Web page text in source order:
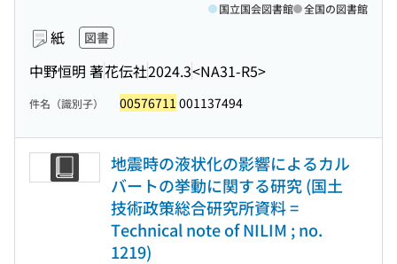
紙 図書
中野恒明 著花伝社2024.3<NA31-R5>
国立国会図書館 全国の図書館
件名（識別子） 00576711 001137494
地震時の液状化の影響によるカル
バートの挙動に関する研究 (国土
技術政策総合研究所資料 =
Technical note of NILIM ; no.
1219)